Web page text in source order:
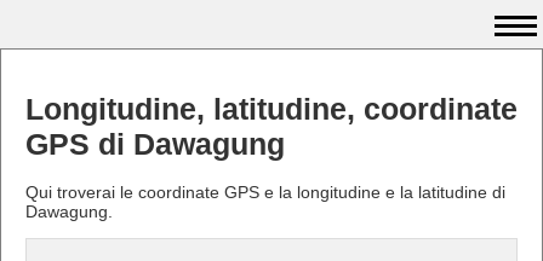
Longitudine, latitudine, coordinate
GPS di Dawagung
Qui troverai le coordinate GPS e la longitudine e la latitudine di
Dawagung.